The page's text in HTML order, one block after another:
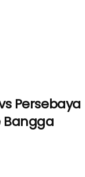
Persebaya
Bangga